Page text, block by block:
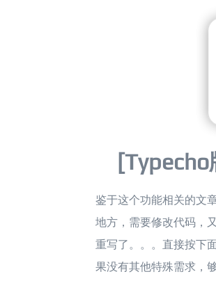
鉴于这个功能相关的文
地方，需要修改代码，
重写了。。。直接按下
果没有其他特殊需求，